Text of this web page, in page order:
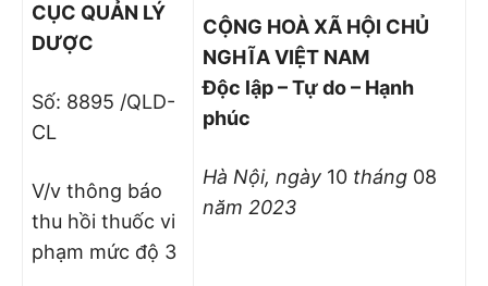
CỤC QUẢN LÝ
DƯỢC
Số: 8895 /QLD-
CL
V/v thông báo
thu hồi thuốc vi
phạm mức độ 3
CỘNG HOÀ XÃ HỘI CHỦ
NGHĨA VIỆT NAM
Độc lập – Tự do – Hạnh
phúc
Hà Nội, ngày 10 tháng 08
năm 2023